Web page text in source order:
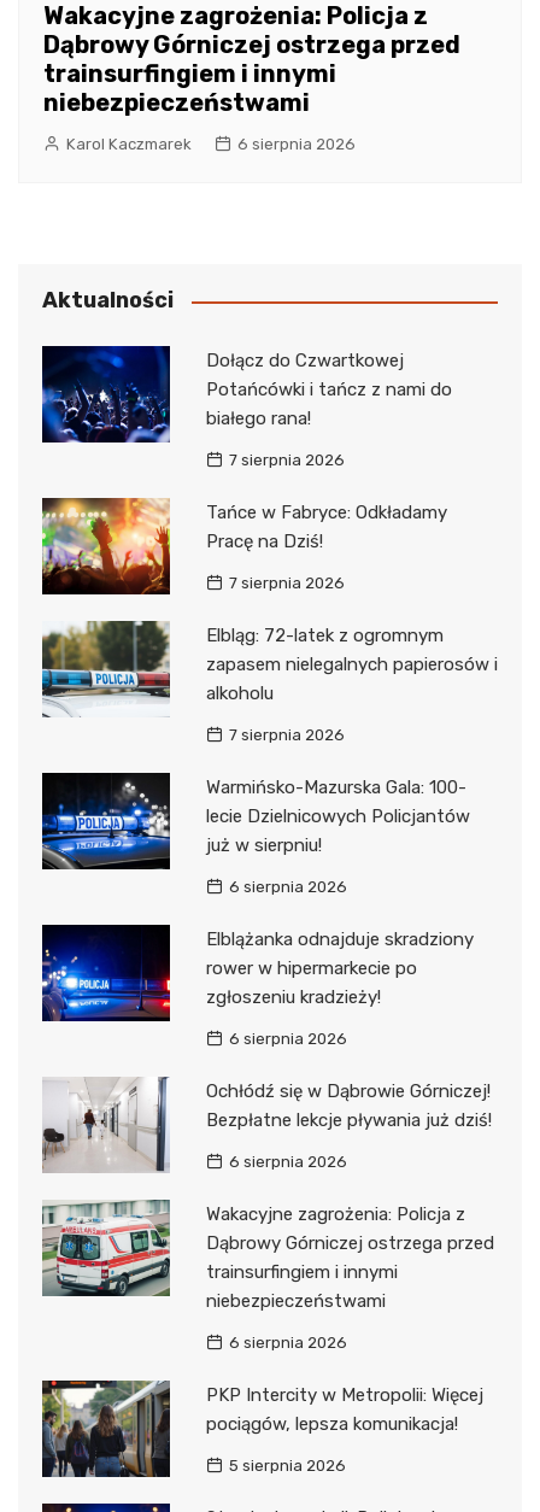
Wakacyjne zagrożenia: Policja z
Dąbrowy Górniczej ostrzega przed
trainsurfingiem i innymi
niebezpieczeństwami
Karol Kaczmarek 6 sierpnia 2026
Aktualności
Dołącz do Czwartkowej
Potańcówki i tańcz z nami do
białego rana!
7 sierpnia 2026
Tańce w Fabryce: Odkładamy
Pracę na Dziś!
7 sierpnia 2026
Elbląg: 72-latek z ogromnym
zapasem nielegalnych papierosów i
alkoholu
7 sierpnia 2026
Warmińsko-Mazurska Gala: 100-
lecie Dzielnicowych Policjantów
już w sierpniu!
6 sierpnia 2026
Elblążanka odnajduje skradziony
rower w hipermarkecie po
zgłoszeniu kradzieży!
6 sierpnia 2026
Ochłódź się w Dąbrowie Górniczej!
Bezpłatne lekcje pływania już dziś!
6 sierpnia 2026
Wakacyjne zagrożenia: Policja z
Dąbrowy Górniczej ostrzega przed
trainsurfingiem i innymi
niebezpieczeństwami
6 sierpnia 2026
PKP Intercity w Metropolii: Więcej
pociągów, lepsza komunikacja!
5 sierpnia 2026